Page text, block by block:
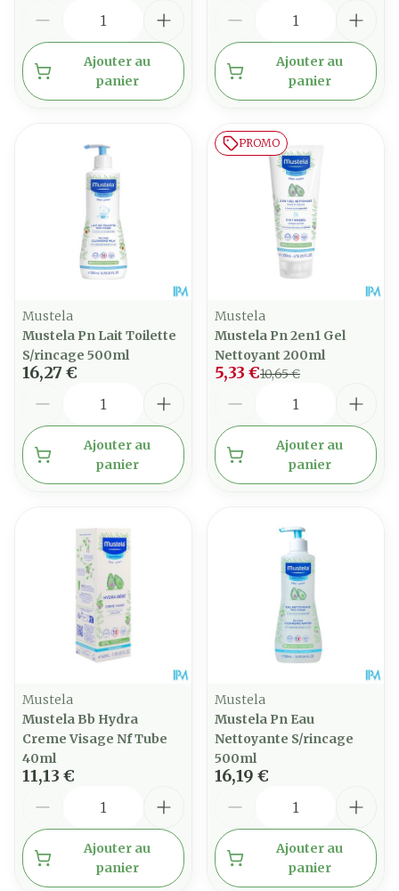
Ajouter au
panier
Ajouter au
panier
Mustela
Mustela Pn Lait Toilette
S/rincage 500ml
16,27 €
Ajouter au
panier
PROMO
Mustela
Mustela Pn 2en1 Gel
Nettoyant 200ml
10,65 €
5,33 €
Ajouter au
panier
Mustela
Mustela Bb Hydra
Creme Visage Nf Tube
40ml
11,13 €
Ajouter au
panier
Mustela
Mustela Pn Eau
Nettoyante S/rincage
500ml
16,19 €
Ajouter au
panier